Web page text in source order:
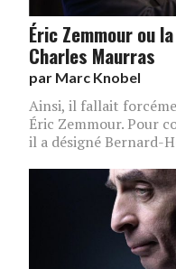
Éric Zemmour ou
Charles Maurras
par Marc Knobel
Ainsi, il fallait
Éric Zemmour. Pour
il a désigné Bernard-